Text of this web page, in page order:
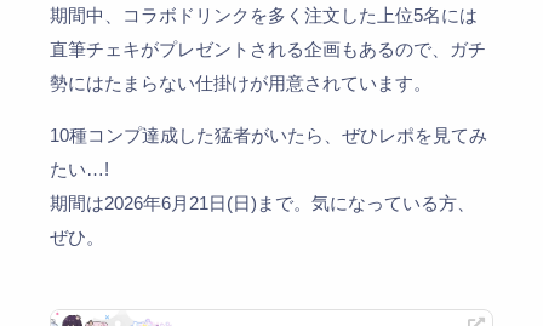
期間中、コラボドリンクを多く注文した上位5名には
直筆チェキがプレゼントされる企画もあるので、ガチ
勢にはたまらない仕掛けが用意されています。
10種コンプ達成した猛者がいたら、ぜひレポを見てみ
たい…!
期間は2026年6月21日(日)まで。気になっている方、
ぜひ。